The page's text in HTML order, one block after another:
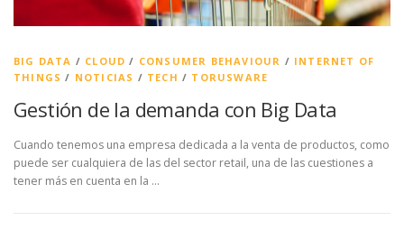
BIG DATA / CLOUD / CONSUMER BEHAVIOUR / INTERNET OF
THINGS / NOTICIAS / TECH / TORUSWARE
Gestión de la demanda con Big Data
Cuando tenemos una empresa dedicada a la venta de productos, como
puede ser cualquiera de las del sector retail, una de las cuestiones a
tener más en cuenta en la …